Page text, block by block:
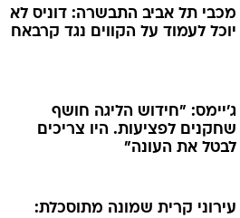
מכבי תל אביב התבשרה: דוניס לא
יוכל לעמוד על הקווים נגד קרבאח
ג'יימס: "חידוש הליגה חושף
שחקנים לפציעות. היו צריכים
לבטל את העונה"
עירוני קרית שמונה מתוסכלת: